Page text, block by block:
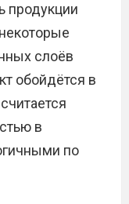
продукции
слоёв
обойдётся в
в
по